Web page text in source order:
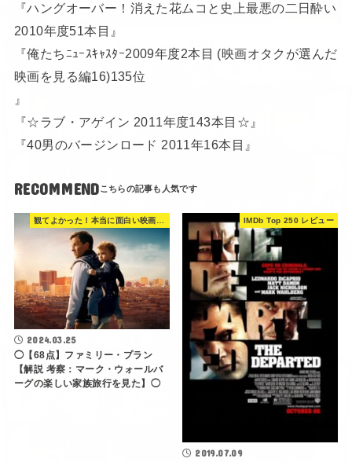
『ハングオーバー！消えた花ムコと史上最悪の二日酔い
2010年度51本目』
『俺たちﾆｭｰｽｷｬｽﾀｰ2009年度2本目 (映画オタクが選んだ
映画を見る編16)135位
』
『☆ラブ・アゲイン 2011年度143本目☆』
『40男のバージンロード 2011年16本目』
RECOMMEND
2024.03.25
◯【68点】ファミリー・プラン
【解説 考察：マーク・ウォールバ
ーグの楽しい家族旅行を見た】◯
IMDb Top 250 レビュー
2019.07.09